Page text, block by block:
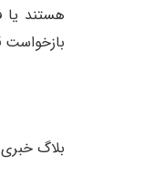
هستند یا
بازخواست
بلاگ خبری